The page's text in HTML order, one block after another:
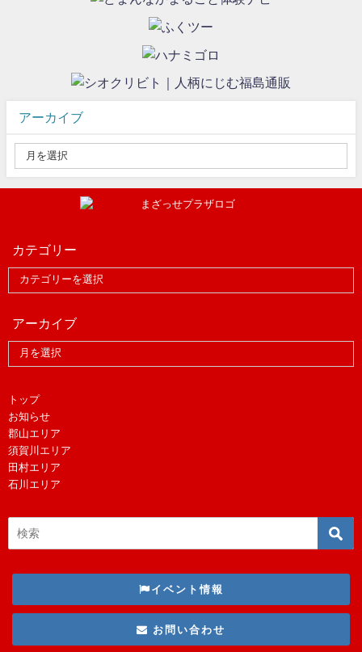
アーカイブ
カテゴリー
アーカイブ
トップ
お知らせ
郡山エリア
須賀川エリア
田村エリア
石川エリア
イベント情報
お問い合わせ